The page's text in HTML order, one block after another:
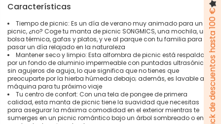
Características
Tiempo de picnic: Es un día de verano muy animado para un
picnic, ¿no? Coge tu manta de picnic SONGMICS, una mochila, una
bolsa térmica, gafas y platos, y ve al parque con tu familia para
pasar un día relajado en la naturaleza
Mantener seco y limpio: Esta alfombra de picnic está respaldada
por un fondo de aluminio impermeable con puntadas ultrasónicas
sin agujeros de aguja, lo que significa que no tienes que
preocuparte por la hierba húmeda debajo; además, es lavable a
máquina para tu próximo viaje
Tu centro de confort: Con una tela de pongee de primera
calidad, esta manta de picnic tiene la suavidad que necesitas
para asegurar la máxima comodidad en el exterior mientras te
sumerges en un picnic romántico bajo un árbol sombreado o en
Pack de descuentos hasta 100 €